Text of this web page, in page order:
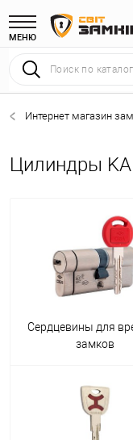
МЕНЮ
Интернет магазин
Цилиндры
Сердцевины для
замков